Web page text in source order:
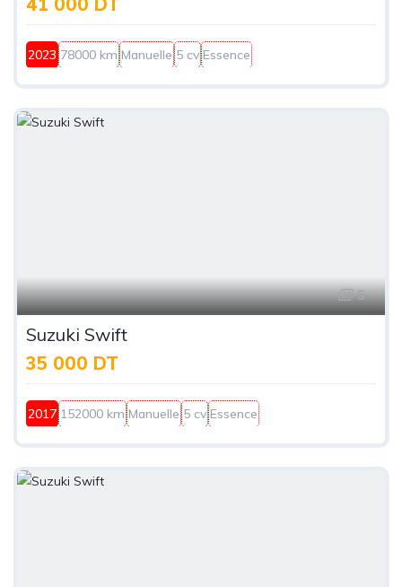
2023 78000 km Manuelle 5 cv Essence
5
Suzuki Swift
35 000 DT
2017 152000 km Manuelle 5 cv Essence